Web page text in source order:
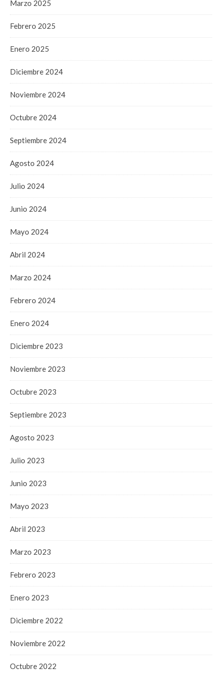
Marzo 2025
Febrero 2025
Enero 2025
Diciembre 2024
Noviembre 2024
Octubre 2024
Septiembre 2024
Agosto 2024
Julio 2024
Junio 2024
Mayo 2024
Abril 2024
Marzo 2024
Febrero 2024
Enero 2024
Diciembre 2023
Noviembre 2023
Octubre 2023
Septiembre 2023
Agosto 2023
Julio 2023
Junio 2023
Mayo 2023
Abril 2023
Marzo 2023
Febrero 2023
Enero 2023
Diciembre 2022
Noviembre 2022
Octubre 2022